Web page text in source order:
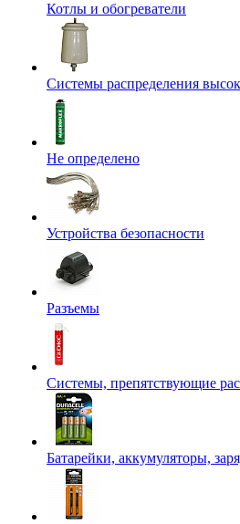
Котлы и обогреватели
Системы распределения
Не определено
Устройства безопасности
Разъемы
Системы, препятствующие
Батарейки, аккумуляторы,